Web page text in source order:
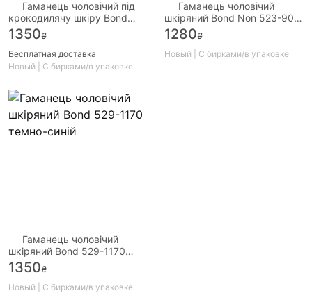
Гаманець чоловічий під
крокодилячу шкіру Bond
529-354 коричневий
1350₴
Бесплатная доставка
Новый | С бирками/в упаковке
Гаманець чоловічий
шкіряний Bond Non 523-902
чорний
1280₴
Новый | С бирками/в упаковке
Гаманець чоловічий
шкіряний Bond 529-1170
темно-синій
1350₴
Новый | С бирками/в упаковке